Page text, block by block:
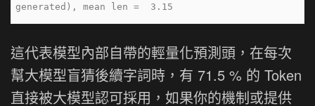
這代表模型內部自帶的輕量化預測頭，在每次
幫大模型盲猜後續字詞時，有 71.5 % 的 Token
直接被大模型認可採用，如果你的機制或提供